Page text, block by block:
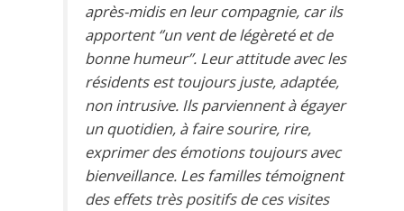
après-midis en leur compagnie, car ils
apportent ‘’un vent de légèreté et de
bonne humeur’’. Leur attitude avec les
résidents est toujours juste, adaptée,
non intrusive. Ils parviennent à égayer
un quotidien, à faire sourire, rire,
exprimer des émotions toujours avec
bienveillance. Les familles témoignent
des effets très positifs de ces visites